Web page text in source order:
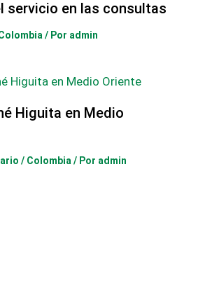
servicio en las consultas
/ Por admin
Higuita en Medio
/ Colombia/ Por admin